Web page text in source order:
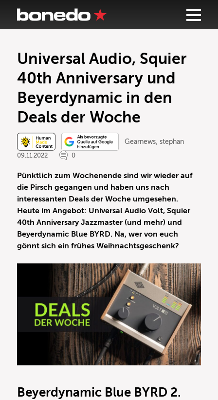
Universal Audio, Squier
40th Anniversary und
Beyerdynamic in den
Deals der Woche
Gearnews, stephan
09.11.2022
0
Pünktlich zum Wochenende sind wir wieder auf
die Pirsch gegangen und haben uns nach
interessanten Deals der Woche umgesehen.
Heute im Angebot: Universal Audio Volt, Squier
40th Anniversary Jazzmaster (und mehr) und
Beyerdynamic Blue BYRD. Na, wer von euch
gönnt sich ein frühes Weihnachtsgeschenk?
Beyerdynamic Blue BYRD 2.